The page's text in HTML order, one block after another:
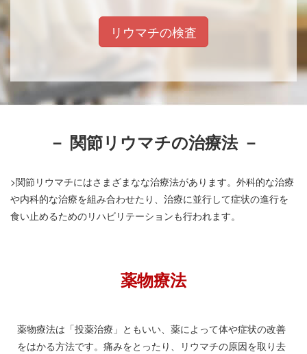
リウマチの検査
－ 関節リウマチの治療法 －
>関節リウマチにはさまざまなな治療法があります。外科的な治療
や内科的な治療を組み合わせたり、治療に並行して症状の進行を
食い止めるためのリハビリテーションも行われます。
薬物療法
薬物療法は「投薬治療」ともいい、薬によって体や症状の改善
をはかる方法です。痛みをとったり、リウマチの原因を取り去